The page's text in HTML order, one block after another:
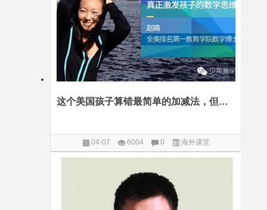
这个美国孩子算错最简单的加减法，但我们却笑不出来（深度好文）
04-07 6004 0 海外课堂